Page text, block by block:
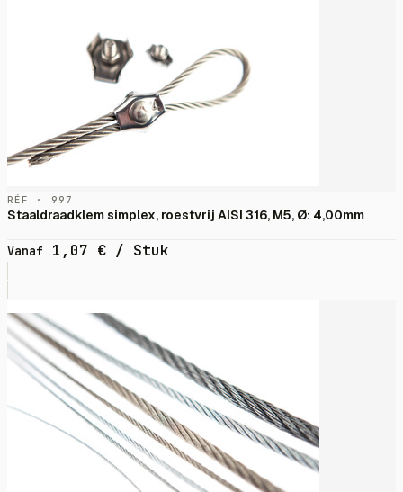
RÉF · 997
Staaldraadklem simplex, roestvrij AISI 316, M5, Ø: 4,00mm
Vanaf 1,07 € / Stuk